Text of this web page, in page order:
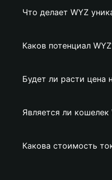
Что делает WYZ
Каков потенциал
Будет ли расти цена
Является ли кошелек
Какова стоимость